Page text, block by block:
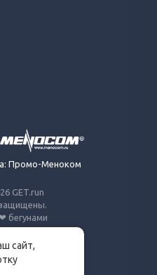
GET.run
бегунами
Get.run
Промо-Меноком
сайт,